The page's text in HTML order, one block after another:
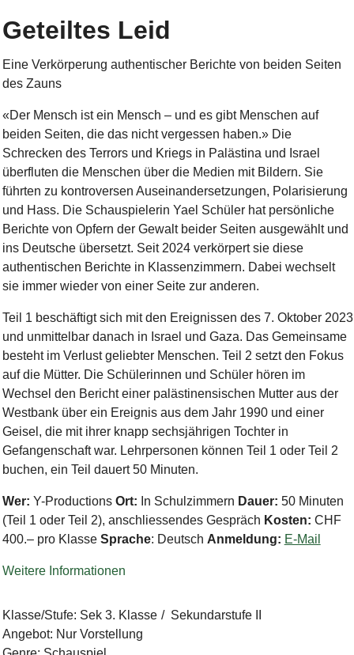
Geteiltes Leid
Eine Verkörperung authentischer Berichte von beiden Seiten
des Zauns
«Der Mensch ist ein Mensch – und es gibt Menschen auf
beiden Seiten, die das nicht vergessen haben.» Die
Schrecken des Terrors und Kriegs in Palästina und Israel
überfluten die Menschen über die Medien mit Bildern. Sie
führten zu kontroversen Auseinandersetzungen, Polarisierung
und Hass. Die Schauspielerin Yael Schüler hat persönliche
Berichte von Opfern der Gewalt beider Seiten ausgewählt und
ins Deutsche übersetzt. Seit 2024 verkörpert sie diese
authentischen Berichte in Klassenzimmern. Dabei wechselt
sie immer wieder von einer Seite zur anderen.
Teil 1 beschäftigt sich mit den Ereignissen des 7. Oktober 2023
und unmittelbar danach in Israel und Gaza. Das Gemeinsame
besteht im Verlust geliebter Menschen. Teil 2 setzt den Fokus
auf die Mütter. Die Schülerinnen und Schüler hören im
Wechsel den Bericht einer palästinensischen Mutter aus der
Westbank über ein Ereignis aus dem Jahr 1990 und einer
Geisel, die mit ihrer knapp sechsjährigen Tochter in
Gefangenschaft war. Lehrpersonen können Teil 1 oder Teil 2
buchen, ein Teil dauert 50 Minuten.
Wer: Y-Productions Ort: In Schulzimmern Dauer: 50 Minuten
(Teil 1 oder Teil 2), anschliessendes Gespräch Kosten: CHF
400.– pro Klasse Sprache: Deutsch Anmeldung: E-Mail
Weitere Informationen
Klasse/Stufe: Sek 3. Klasse
Sekundarstufe II
Angebot: Nur Vorstellung